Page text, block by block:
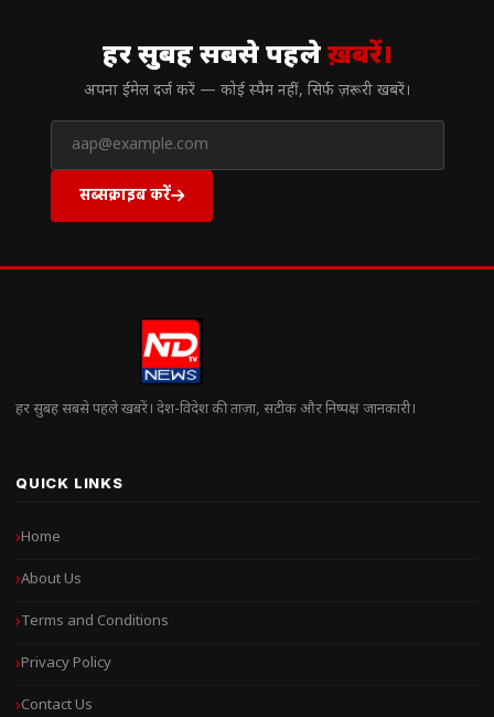
हर सुबह सबसे पहलेख़बरें।
अपना ईमेल दर्ज करें — कोई स्पैम नहीं, सिर्फ ज़रूरी खबरें।
सब्सक्राइब करें
हर सुबह सबसे पहले खबरें। देश-विदेश की ताज़ा, सटीक और निष्पक्ष जानकारी।
QUICK LINKS
Home
About Us
Terms and Conditions
Privacy Policy
Contact Us